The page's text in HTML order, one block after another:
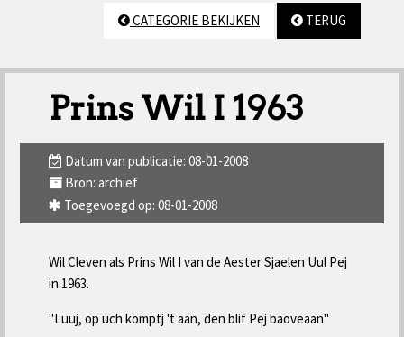
CATEGORIE BEKIJKEN TERUG
Prins Wil I 1963
Datum van publicatie: 08-01-2008
Bron: archief
Toegevoegd op: 08-01-2008
Wil Cleven als Prins Wil I van de Aester Sjaelen Uul Pej
in 1963.
"Luuj, op uch kömptj 't aan, den blif Pej baoveaan"